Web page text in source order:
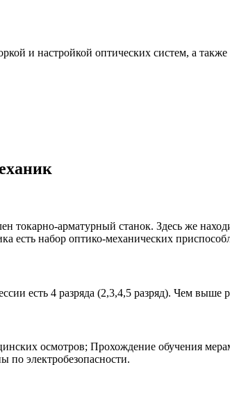
и настройкой оптических систем, а
токарно-арматурный станок. Здесь же
есть набор оптико-механических
есть 4 разряда (2,3,4,5 разряд). Чем выше
осмотров; Прохождение обучения
по электробезопасности.